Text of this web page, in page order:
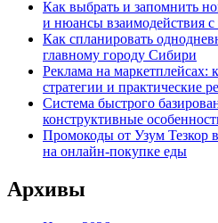
Как выбрать и запомнить
и нюансы взаимодействия
Как спланировать
главному городу Сибири
Реклама на маркетплейсах:
стратегии и практические
Система быстрого
конструктивные
Промокоды от Узум Тезкор
на онлайн-покупке еды
Архивы